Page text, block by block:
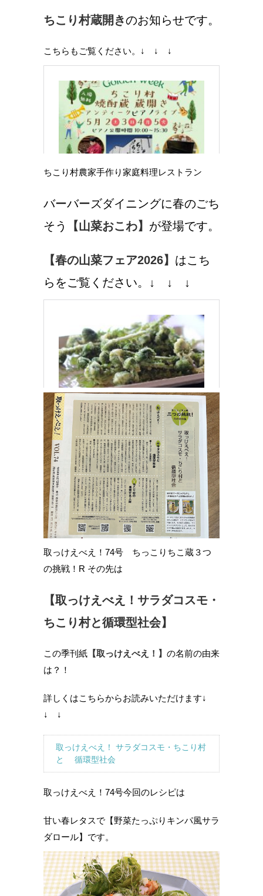
ちこり村蔵開きのお知らせです。
こちらもご覧ください。↓ ↓ ↓
ちこり村農家手作り家庭料理レストラン
バーバーズダイニングに春のごち
そう
【山菜おこわ】 が登場です。
【春の山菜フェア2026】 はこち
らをご覧ください。↓ ↓ ↓
取っけえべえ！74号 ちっこりちこ蔵３つ
の挑戦！R その先は
【取っけえべえ！サラダコスモ・
ちこり村と循環型社会】
この季刊紙 【取っけえべえ！】 の名前の由来
は？！
詳しくはこちらからお読みいただけます↓
↓ ↓
取っけえべえ！ サラダコスモ・ちこり村
と 循環型社会
取っけえべえ！74号今回のレシピは
甘い春レタスで【野菜たっぷりキンパ風サラ
ダロール】です。